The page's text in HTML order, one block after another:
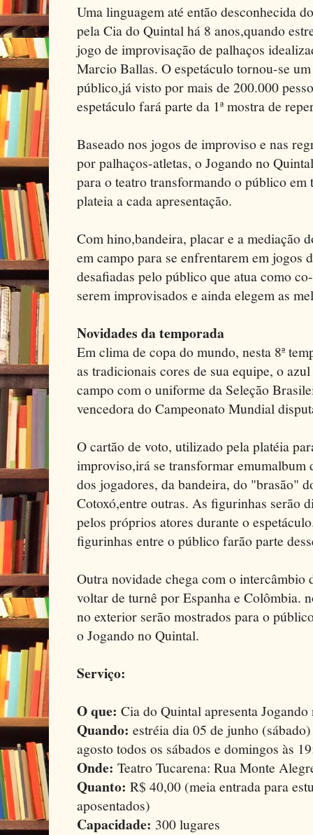
Uma linguagem até então desconhecida
pela Cia do Quintal há 8 anos,quando
jogo de improvisação de palhaços
Marcio Ballas. O espetáculo tornou-se
público,já visto por mais de 200.000
espetáculo fará parte da 1ª mostra de
Baseado nos jogos de improviso e nas
por palhaços-atletas, o Jogando no
para o teatro transformando o público
plateia a cada apresentação.
Com hino,bandeira, placar e a mediação
em campo para se enfrentarem em jogos
desafiadas pelo público que atua como
serem improvisados e ainda elegem as
Novidades da temporada
Em clima de copa do mundo, nesta 8ª
as tradicionais cores de sua equipe, o
campo com o uniforme da Seleção
vencedora do Campeonato Mundial
O cartão de voto, utilizado pela platéia
improviso,irá se transformar emumalbum
dos jogadores, da bandeira, do "brasão"
Cotoxó,entre outras. As figurinhas serão
pelos próprios atores durante o
figurinhas entre o público farão parte
Outra novidade chega com o intercâmbio
voltar de turnê por Espanha e Colômbia.
no exterior serão mostrados para o
o Jogando no Quintal.
Serviço:
O que: Cia do Quintal apresenta
Quando: estréia dia 05 de junho
agosto todos os sábados e domingos às
Onde: Teatro Tucarena: Rua Monte
Quanto: R$ 40,00 (meia entrada para
aposentados)
Capacidade: 300 lugares